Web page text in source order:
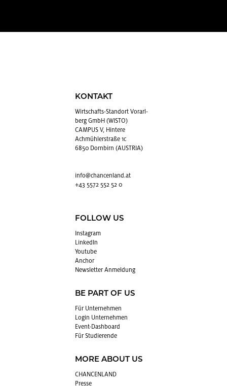
KONTAKT
Wirt­schafts-Stand­ort Vor­arl­
berg GmbH (WISTO)
CAMPUS V, Hintere
Achmühlerstraße 1c
6850 Dornbirn (AUSTRIA)
info@​chancenland.​at
+43 5572 552 52 0
FOLLOW US
In­sta­gram
Lin­kedIn
You­tube
An­chor
News­let­ter An­mel­dung
BE PART OF US
Für Un­ter­neh­men
Login Un­ter­neh­men
Event-Da­sh­board
Für Stu­die­ren­de
MORE ABOUT US
CHAN­CEN­LAND
Pres­se